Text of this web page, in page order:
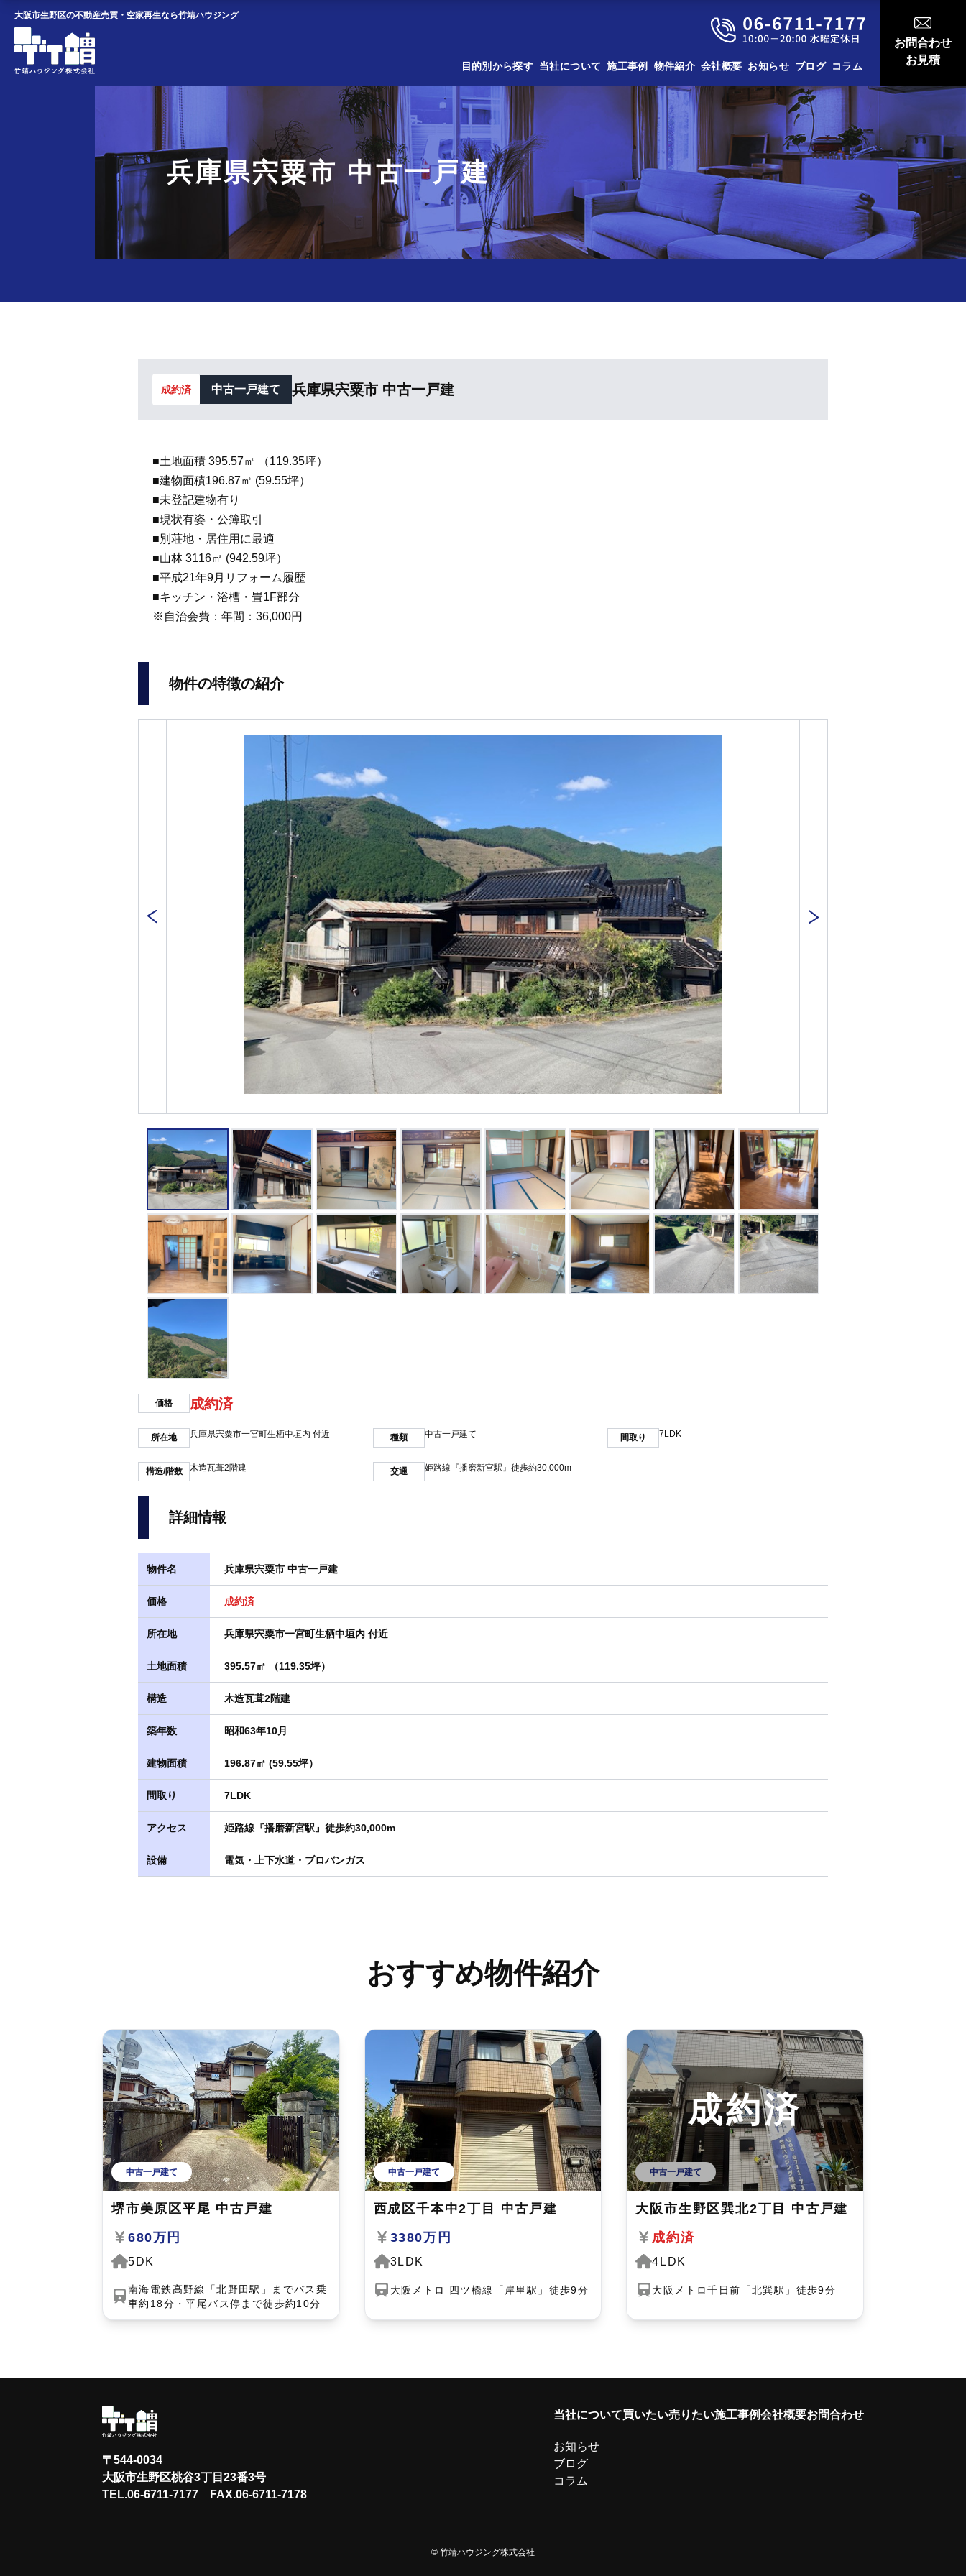
Skip to content
大阪市生野区の不動産売買・空家再生なら竹靖ハウジング
目的別から探す 当社について 施工事例 物件紹介 会社概要 お知らせ ブログ コラム
お問合わせ
お見積
兵庫県宍粟市 中古一戸建
成約済 中古一戸建て 兵庫県宍粟市 中古一戸建
■土地面積 395.57㎡ （119.35坪）
■建物面積196.87㎡ (59.55坪）
■未登記建物有り
■現状有姿・公簿取引
■別荘地・居住用に最適
■山林 3116㎡ (942.59坪）
■平成21年9月リフォーム履歴
■キッチン・浴槽・畳1F部分
※自治会費：年間：36,000円
物件の特徴の紹介
価格 成約済
所在地 兵庫県宍粟市一宮町生栖中垣内 付近 種類 中古一戸建て 間取り 7LDK
構造/階数 木造瓦葺2階建 交通 姫路線『播磨新宮駅』徒歩約30,000m
詳細情報
物件名 兵庫県宍粟市 中古一戸建
価格 成約済
所在地 兵庫県宍粟市一宮町生栖中垣内 付近
土地面積 395.57㎡ （119.35坪）
構造 木造瓦葺2階建
築年数 昭和63年10月
建物面積 196.87㎡ (59.55坪）
間取り 7LDK
アクセス 姫路線『播磨新宮駅』徒歩約30,000m
設備 電気・上下水道・ブロバンガス
おすすめ物件紹介
中古一戸建て
堺市美原区平尾 中古戸建
680万円
5DK
南海電鉄高野線「北野田駅」までバス乗
車約18分・平尾バス停まで徒歩約10分
中古一戸建て
西成区千本中2丁目 中古戸建
3380万円
3LDK
大阪メトロ 四ツ橋線「岸里駅」徒歩9分
中古一戸建て
成約済
大阪市生野区巽北2丁目 中古戸建
成約済
4LDK
大阪メトロ千日前「北巽駅」徒歩9分
〒544-0034
大阪市生野区桃谷3丁目23番3号
TEL.06-6711-7177 FAX.06-6711-7178
当社について買いたい売りたい施工事例会社概要お問合わせ
お知らせ
ブログ
コラム
© 竹靖ハウジング株式会社